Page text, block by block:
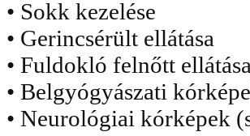
• Sokk kezelése
• Gerincsérült ellátása
• Fuldokló felnőtt ellátása
• Belgyógyászati
• Neurológiai kórképek